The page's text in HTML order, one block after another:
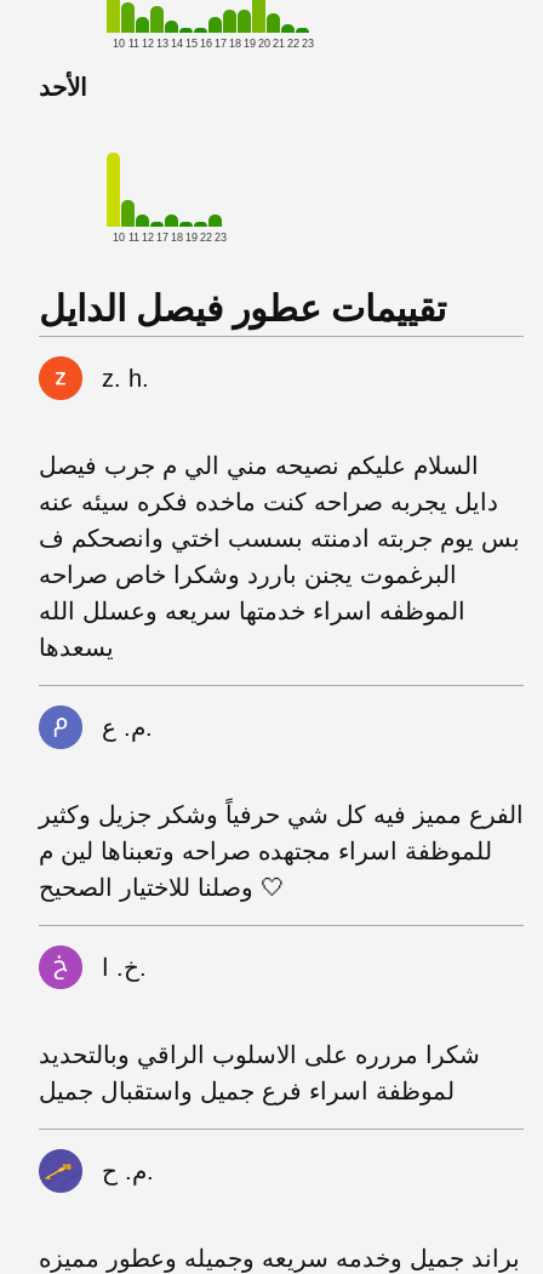
10 11 12 13 14 15 16 17 18 19 20 21 22 23
الأحد
10 11 12 17 18 19 22 23
تقييمات عطور فيصل الدايل
z. h.
السلام عليكم نصيحه مني الي م جرب فيصل
دايل يجربه صراحه كنت ماخده فكره سيئه عنه
بس يوم جربته ادمنته بسسب اختي وانصحكم ف
البرغموت يجنن باررد وشكرا خاص صراحه
الموظفه اسراء خدمتها سريعه وعسلل الله
يسعدها
م. ع.
الفرع مميز فيه كل شي حرفياً وشكر جزيل وكثير
للموظفة اسراء مجتهده صراحه وتعبناها لين م
وصلنا للاختيار الصحيح 🤍
خ. ا.
شكرا مررره على الاسلوب الراقي وبالتحديد
لموظفة اسراء فرع جميل واستقبال جميل
م. ح.
براند جميل وخدمه سريعه وجميله وعطور مميزه